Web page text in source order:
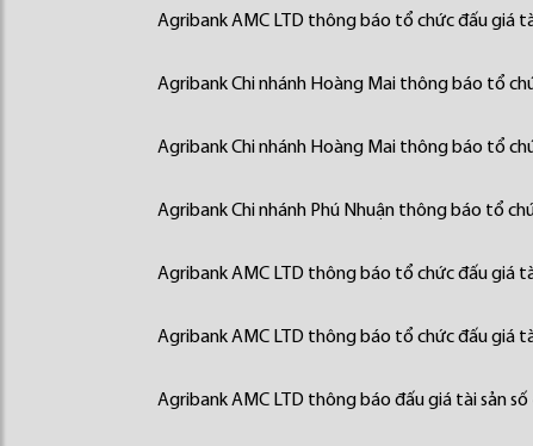
Agribank AMC LTD thông báo tổ chức đấu giá
Agribank Chi nhánh Hoàng Mai thông báo tổ
Agribank Chi nhánh Hoàng Mai thông báo tổ
Agribank Chi nhánh Phú Nhuận thông báo tổ
Agribank AMC LTD thông báo tổ chức đấu giá
Agribank AMC LTD thông báo tổ chức đấu giá
Agribank AMC LTD thông báo đấu giá tài sản số